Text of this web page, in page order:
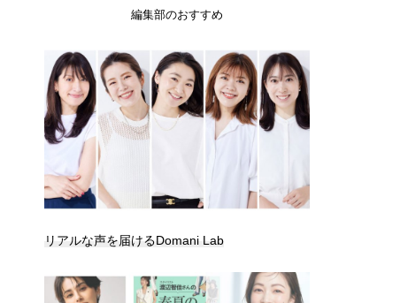
編集部のおすすめ
リアルな声を届けるDomani Lab